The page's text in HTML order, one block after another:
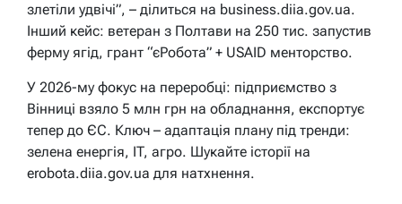
злетіли удвічі”, – ділиться на business.diia.gov.ua.
Інший кейс: ветеран з Полтави на 250 тис. запустив
ферму ягід, грант “єРобота” + USAID менторство.
У 2026-му фокус на переробці: підприємство з
Вінниці взяло 5 млн грн на обладнання, експортує
тепер до ЄС. Ключ – адаптація плану під тренди:
зелена енергія, IT, агро. Шукайте історії на
erobota.diia.gov.ua для натхнення.